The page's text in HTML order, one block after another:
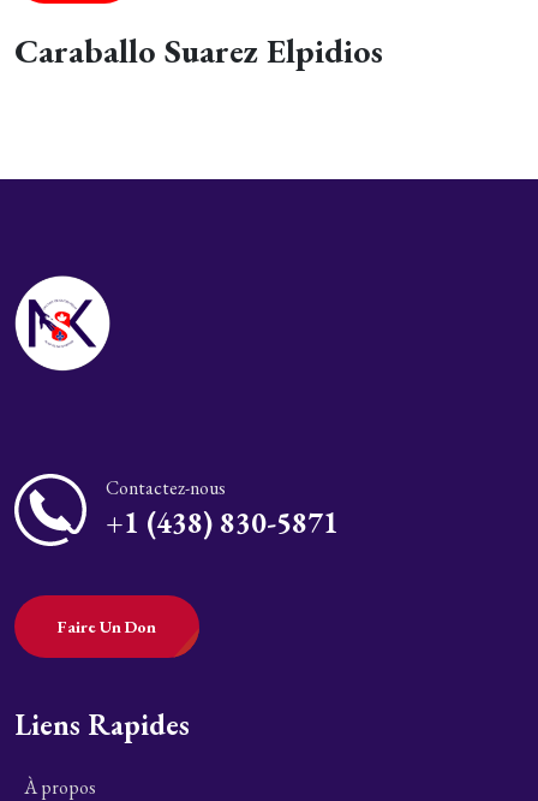
Caraballo Suarez Elpidios
Contactez-nous
+1 (438) 830-5871
Faire Un Don
Liens Rapides
À propos